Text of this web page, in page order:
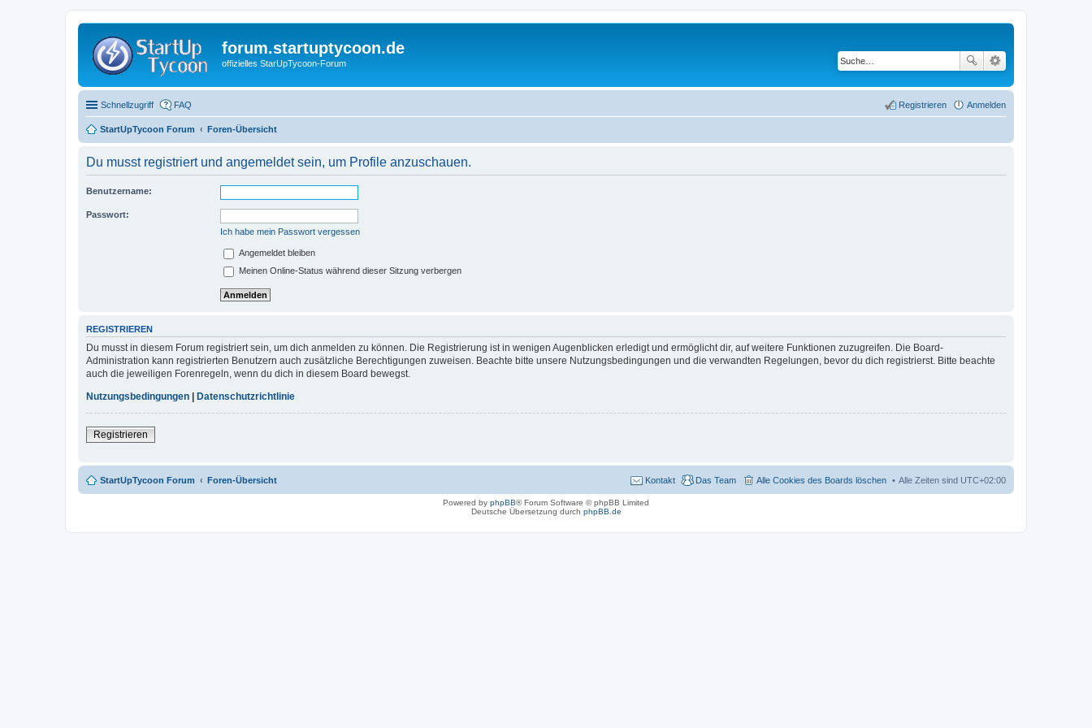
forum.startuptycoon.de
offizielles StarUpTycoon-Forum
Schnellzugriff FAQ Anmelden
Registrieren
StartUpTycoon Forum Foren-Übersicht
Du musst registriert und angemeldet sein, um Profile anzuschauen.
Benutzername:
Passwort:
Ich habe mein Passwort vergessen
Angemeldet bleiben
Meinen Online-Status während dieser Sitzung verbergen
REGISTRIEREN
Du musst in diesem Forum registriert sein, um dich anmelden zu können. Die Registrierung ist in wenigen Augenblicken erledigt und ermöglicht dir, auf weitere Funktionen zuzugreifen. Die Board-
Administration kann registrierten Benutzern auch zusätzliche Berechtigungen zuweisen. Beachte bitte unsere Nutzungsbedingungen und die verwandten Regelungen, bevor du dich registrierst. Bitte beachte
auch die jeweiligen Forenregeln, wenn du dich in diesem Board bewegst.
Nutzungsbedingungen
Datenschutzrichtlinie
Registrieren
StartUpTycoon Forum Foren-Übersicht Alle Zeiten sind UTC+02:00
Alle Cookies des Boards löschen
Das Team
Kontakt
Powered by phpBB® Forum Software © phpBB Limited
Deutsche Übersetzung durch phpBB.de